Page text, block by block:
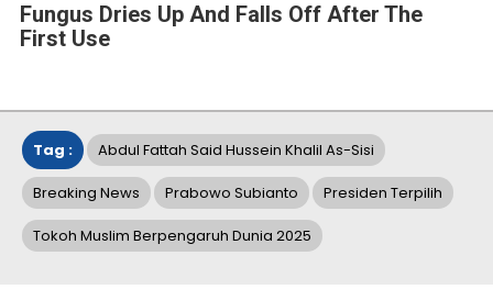
Fungus Dries Up And Falls Off After The
First Use
Tag : Abdul Fattah Said Hussein Khalil As-Sisi
Breaking News Prabowo Subianto Presiden Terpilih
Tokoh Muslim Berpengaruh Dunia 2025